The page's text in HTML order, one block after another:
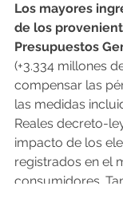
Los mayores
de los
Presupuestos
(+3.334 millones
compensar las
las medidas
Reales decreto-
impacto de los
registrados en el
consumidores.